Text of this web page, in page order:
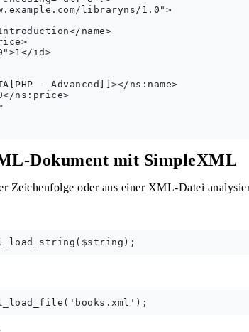
libraryns/1.0">
name>
id>
- Advanced]]></ns:name>
ns:price>
Dokument mit SimpleXML
Zeichenfolge oder aus einer XML-Datei